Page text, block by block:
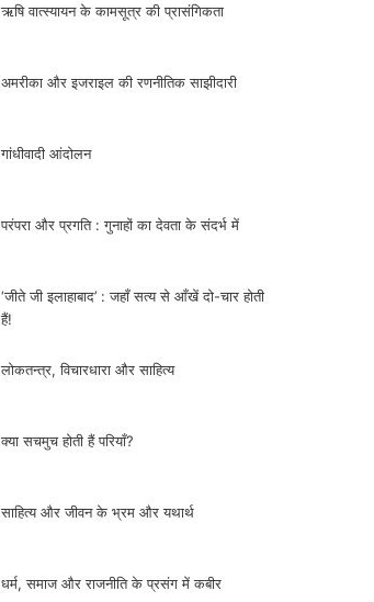
ऋषि वात्स्यायन के कामसूत्र की प्रासंगिकता
अमरीका और इजराइल की रणनीतिक साझीदारी
गांधीवादी आंदोलन
परंपरा और प्रगति : गुनाहों का देवता के संदर्भ में
‘जीते जी इलाहाबाद’ : जहाँ सत्य से आँखें दो-चार होती
हैं!
लोकतन्त्र, विचारधारा और साहित्य
क्या सचमुच होती हैं परियाँ?
साहित्य और जीवन के भ्रम और यथार्थ
धर्म, समाज और राजनीति के प्रसंग में कबीर